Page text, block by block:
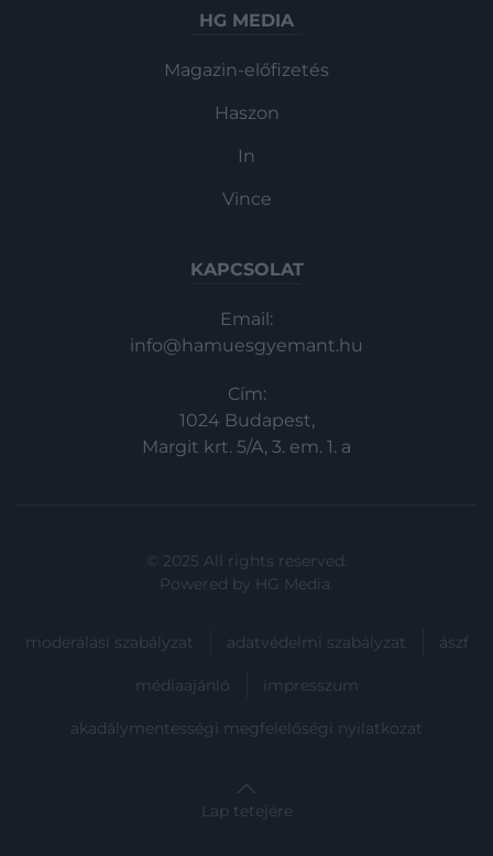
HG MEDIA
Magazin-előfizetés
Haszon
In
Vince
KAPCSOLAT
Email:
info@hamuesgyemant.hu
Cím:
1024 Budapest,
Margit krt. 5/A, 3. em. 1. a
© 2025 All rights reserved.
Powered by HG Media.
moderálási szabályzat adatvédelmi szabályzat ászf
médiaajánló impresszum
akadálymentességi megfelelőségi nyilatkozat
Lap tetejére